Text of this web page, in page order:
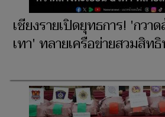
เชียงรายเปิดยุทธการ! 'กวา
เทา' ทลายเครือข่ายสวมสิท